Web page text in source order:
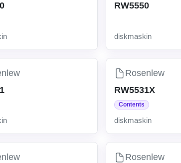
RW5550
diskmaskin
Rosenlew
RW5531X
Contents
diskmaskin
Rosenlew